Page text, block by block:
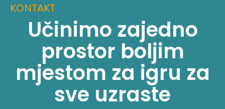
KONTAKT
Učinimo zajedno
prostor boljim
mjestom za igru za
sve uzraste